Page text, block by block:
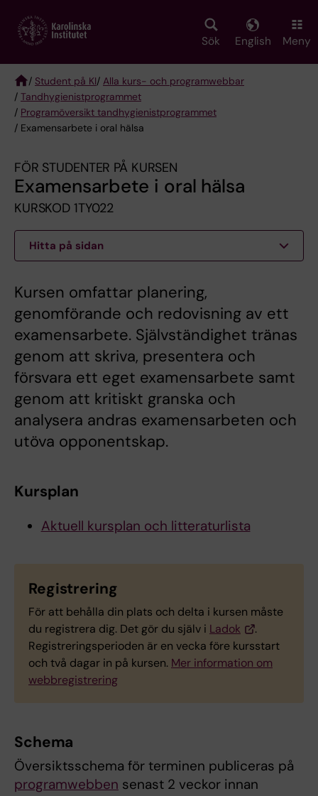
main
Sök English Meny
Breadcrumb
/ Student på KI/ Alla kurs- och programwebbar
/ Tandhygienist­programmet
/ Programöversikt tandhygienistprogrammet
/ Examensarbete i oral hälsa
FÖR STUDENTER PÅ KURSEN
Examensarbete i oral hälsa
KURSKOD 1TY022
Hitta på sidan
Kursen omfattar planering,
genomförande och redovisning av ett
examensarbete. Självständighet tränas
genom att skriva, presentera och
försvara ett eget examensarbete samt
genom att kritiskt granska och
analysera andras examensarbeten och
utöva opponentskap.
Kursplan
Aktuell kursplan och litteraturlista
Registrering
För att behålla din plats och delta i kursen måste
du registrera dig. Det gör du själv i Ladok
.
Registreringsperioden är en vecka före kursstart
och två dagar in på kursen. Mer information om
webbregistrering
Schema
Översiktsschema för terminen publiceras på
programwebben senast 2 veckor innan